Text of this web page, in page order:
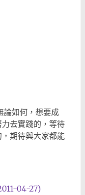
論如何，想要成
去實踐的，等待
期待與大家都能
04-27)